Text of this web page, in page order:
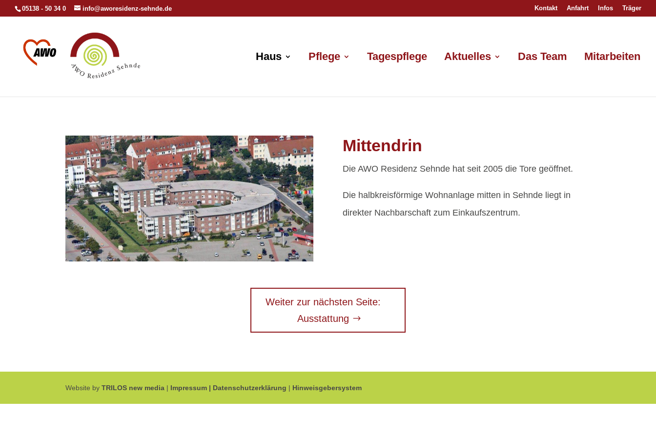
05138 - 50 34 0 info@aworesidenz-sehnde.de Kontakt Anfahrt Infos Träger
Haus Pflege Tagespflege Aktuelles Das Team Mitarbeiten
Mittendrin
Die AWO Residenz Sehnde hat seit 2005 die Tore geöffnet.
Die halbkreisförmige Wohnanlage mitten in Sehnde liegt in
direkter Nachbarschaft zum Einkaufszentrum.
Weiter zur nächsten Seite:
Ausstattung
Website byTRILOS new media | Impressum | Datenschutzerklärung | Hinweisgebersystem